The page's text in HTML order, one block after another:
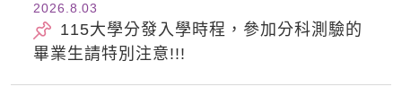
03
2026.8
畢業生請特別注意!!!